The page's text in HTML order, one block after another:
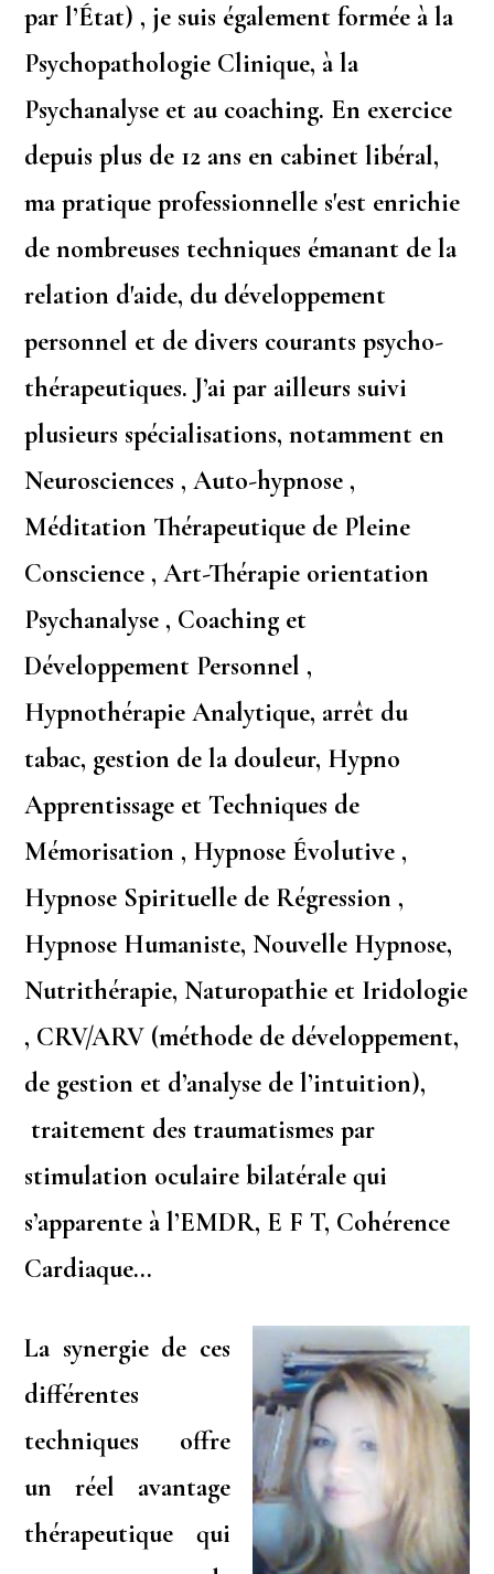
par l’État) , je suis également formée à la
Psychopathologie Clinique, à la
Psychanalyse et au coaching. En exercice
depuis plus de 12 ans en cabinet libéral,
ma pratique professionnelle s'est enrichie
de nombreuses techniques émanant de la
relation d'aide, du développement
personnel et de divers courants psycho-
thérapeutiques. J’ai par ailleurs suivi
plusieurs spécialisations, notamment en
Neurosciences , Auto-hypnose ,
Méditation Thérapeutique de Pleine
Conscience , Art-Thérapie orientation
Psychanalyse , Coaching et
Développement Personnel ,
Hypnothérapie Analytique, arrêt du
tabac, gestion de la douleur, Hypno
Apprentissage et Techniques de
Mémorisation , Hypnose Évolutive ,
Hypnose Spirituelle de Régression ,
Hypnose Humaniste, Nouvelle Hypnose,
Nutrithérapie, Naturopathie et Iridologie
, CRV/ARV (méthode de développement,
de gestion et d’analyse de l’intuition),
traitement des traumatismes par
stimulation oculaire bilatérale qui
s’apparente à l’EMDR, E F T, Cohérence
Cardiaque…
La synergie de ces
différentes
techniques offre
un réel avantage
thérapeutique qui